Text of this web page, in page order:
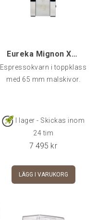
Eureka Mignon XL 65, Krom
Espressokvarn i toppklass
med 65 mm malskivor.
I lager - Skickas inom
24 tim
7 495 kr
LÄGG I VARUKORG